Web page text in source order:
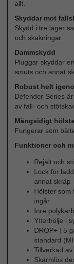
allt.
Skyddar mot
Skydd i tre lager
och skakningar.
Dammskydd
Pluggar skyddar
smuts och annat
Robust helt
Defender Series
av fall- och
Mångsidigt
Fungerar som
Funktioner och
Rejält och
Lock för
annat skräp
Hölster som
ingår
Inre
Ytterhölje i
DROP+ | 5
standard
Tillverkad
Skärmlös